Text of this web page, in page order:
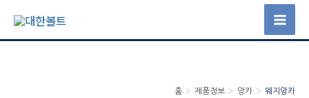
츠
Main
홈 제품정보 앙카 웨지앙카